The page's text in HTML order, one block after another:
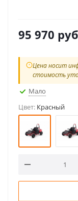
95 970
Цена носит
стоимость
Мало
Цвет: Красный